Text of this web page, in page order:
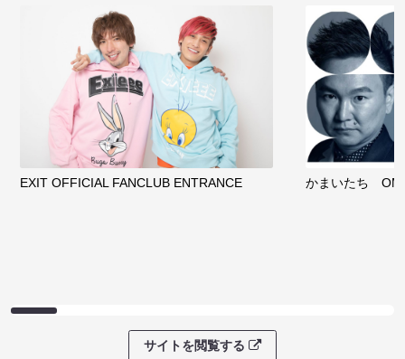
EXIT OFFICIAL FANCLUB ENTRANCE かまいたち
サイトを閲覧する